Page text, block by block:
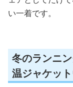
い一着です。
冬のランニ
温ジャケッ